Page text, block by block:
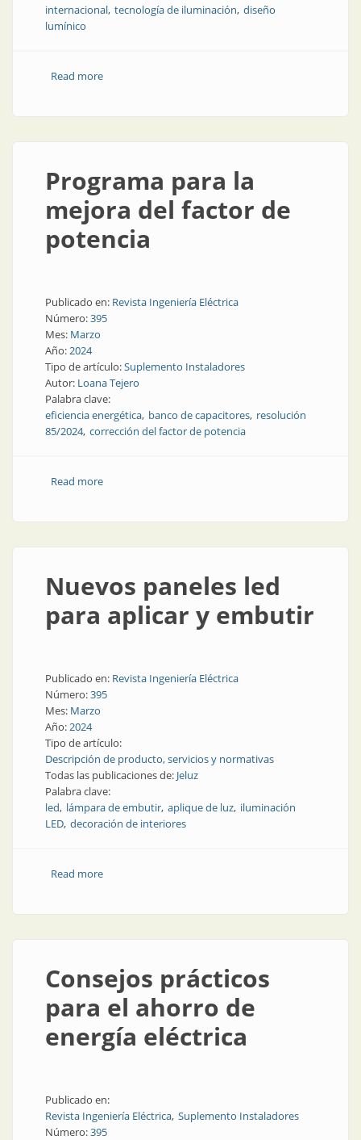
internacional tecnología de iluminación diseño
lumínico
Read moreabout Todo sobre la próxima Luxamérica en México
Programa para la
mejora del factor de
potencia
Publicado en: Revista Ingeniería Eléctrica
Número:395
Mes: Marzo
Año:2024
Tipo de artículo:Suplemento Instaladores
Autor: Loana Tejero
Palabra clave:
eficiencia energética banco de capacitores resolución
85/2024 corrección del factor de potencia
Read moreabout Programa para la mejora del factor de potencia
Nuevos paneles led
para aplicar y embutir
Publicado en: Revista Ingeniería Eléctrica
Número:395
Mes: Marzo
Año:2024
Tipo de artículo:
Descripción de producto, servicios y normativas
Todas las publicaciones de: Jeluz
Palabra clave:
led lámpara de embutir aplique de luz iluminación
LED decoración de interiores
Read moreabout Nuevos paneles led para aplicar y embutir
Consejos prácticos
para el ahorro de
energía eléctrica
Publicado en:
Revista Ingeniería Eléctrica Suplemento Instaladores
Número:395